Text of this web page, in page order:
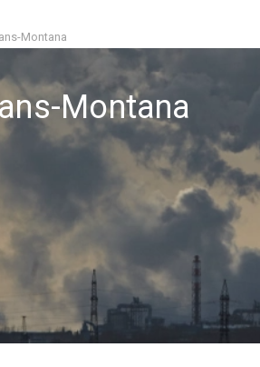
Montana
Montana